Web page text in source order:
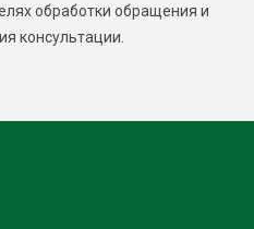
обработки обращения и
консультации.